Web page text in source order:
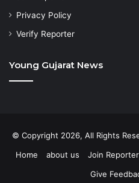
Privacy Policy
Verify Reporter
Young Gujarat News
© Copyright 2026, All Rights
Home
about us Join Reporter
Give